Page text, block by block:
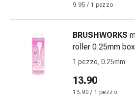
e
ustioni
elastiche
Compresse
Medicazioni
9.95 / 1 pezzo
BRUSHWORKS
roller 0.25mm
1 pezzo, 0.25mm
13.90
13.90 / 1 pezzo